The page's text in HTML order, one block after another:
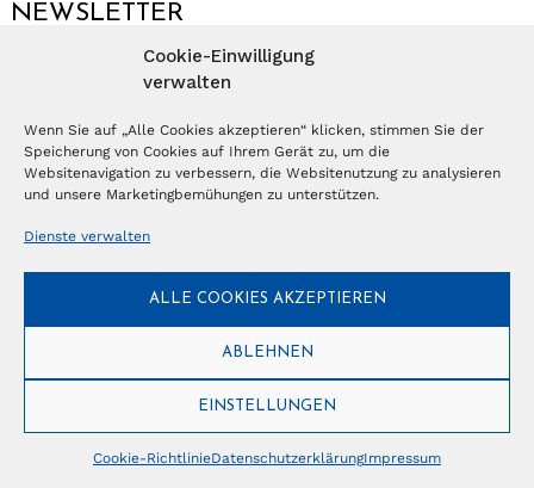
Cookie-Einwilligung
verwalten
Wenn Sie auf „Alle Cookies akzeptieren“ klicken, stimmen Sie der
Speicherung von Cookies auf Ihrem Gerät zu, um die
Websitenavigation zu verbessern, die Websitenutzung zu analysieren
und unsere Marketingbemühungen zu unterstützen.
Dienste verwalten
ALLE COOKIES AKZEPTIEREN
ABLEHNEN
EINSTELLUNGEN
Cookie-RichtlinieDatenschutzerklärungImpressum
NEWSLETTER
© Copyright 2026 – Ferientrends // info@tlvg.ch// +41 31 300 30 85 //
Tourismus Lifestyle Verlag GmbH // Frohbergweg 1 - CH-3012 Bern //
Datenschutzerklärung//Impressum